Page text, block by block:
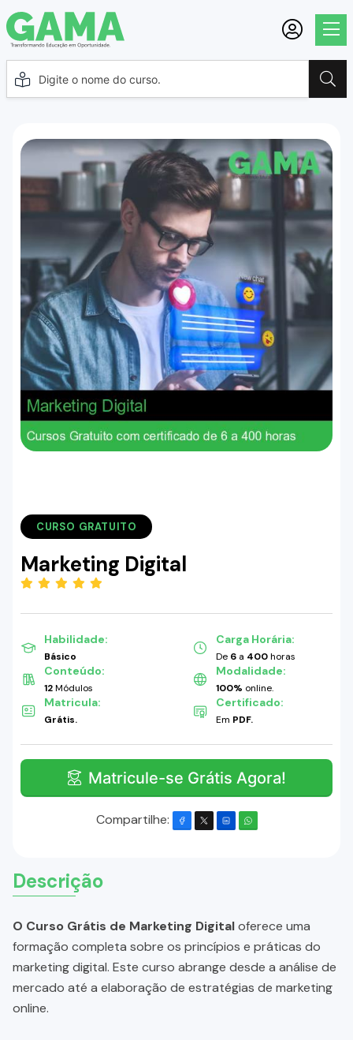
CURSO GRATUITO
Marketing Digital
Habilidade:
Básico
Carga Horária:
De 6 a 400horas
Conteúdo:
12Módulos
Modalidade:
100% online.
Matricula:
Grátis.
Certificado:
Em PDF.
Matricule-se Grátis Agora!
Compartilhe:
Descrição
O Curso Grátis de Marketing Digitaloferece uma
formação completa sobre os princípios e práticas do
marketing digital. Este curso abrange desde a análise de
mercado até a elaboração de estratégias de marketing
online.